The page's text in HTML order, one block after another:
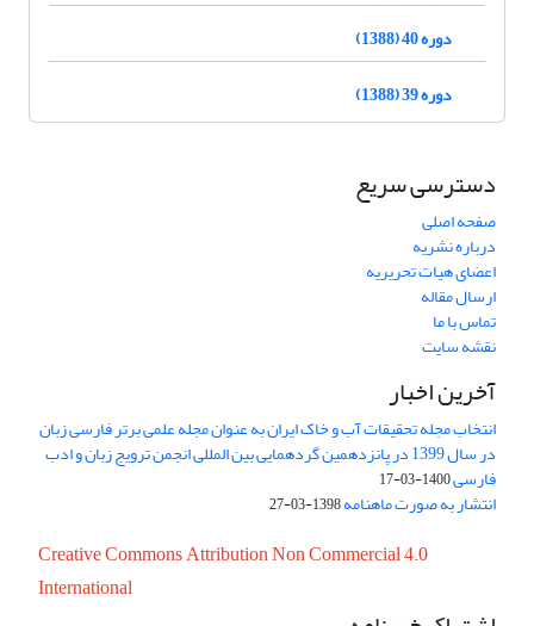
دوره 40 (1388)
دوره 39 (1388)
دسترسی سریع
صفحه اصلی
درباره نشریه
اعضای هیات تحریریه
ارسال مقاله
تماس با ما
نقشه سایت
آخرین اخبار
انتخاب مجله تحقیقات آب و خاک ایران به عنوان مجله علمی برتر فارسی زبان
در سال 1399 در پانزدهمین گردهمایی بین المللی انجمن ترویج زبان و ادب
فارسی1400-03-17
انتشار به صورت ماهنامه1398-03-27
Creative Commons Attribution Non Commercial 4.0
International